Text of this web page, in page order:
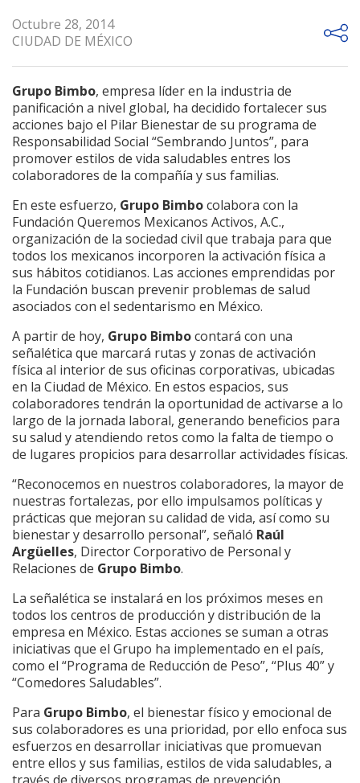
Octubre 28, 2014
CIUDAD DE MÉXICO
Grupo Bimbo, empresa líder en la industria de
panificación a nivel global, ha decidido fortalecer sus
acciones bajo el Pilar Bienestar de su programa de
Responsabilidad Social “Sembrando Juntos”, para
promover estilos de vida saludables entres los
colaboradores de la compañía y sus familias.
En este esfuerzo, Grupo Bimbocolabora con la
Fundación Queremos Mexicanos Activos, A.C.,
organización de la sociedad civil que trabaja para que
todos los mexicanos incorporen la activación física a
sus hábitos cotidianos. Las acciones emprendidas por
la Fundación buscan prevenir problemas de salud
asociados con el sedentarismo en México.
A partir de hoy, Grupo Bimbocontará con una
señalética que marcará rutas y zonas de activación
física al interior de sus oficinas corporativas, ubicadas
en la Ciudad de México. En estos espacios, sus
colaboradores tendrán la oportunidad de activarse a lo
largo de la jornada laboral, generando beneficios para
su salud y atendiendo retos como la falta de tiempo o
de lugares propicios para desarrollar actividades físicas.
“Reconocemos en nuestros colaboradores, la mayor de
nuestras fortalezas, por ello impulsamos políticas y
prácticas que mejoran su calidad de vida, así como su
bienestar y desarrollo personal”, señaló Raúl
Argüelles, Director Corporativo de Personal y
Relaciones de Grupo Bimbo.
La señalética se instalará en los próximos meses en
todos los centros de producción y distribución de la
empresa en México. Estas acciones se suman a otras
iniciativas que el Grupo ha implementado en el país,
como el “Programa de Reducción de Peso”, “Plus 40” y
“Comedores Saludables”.
Para Grupo Bimbo, el bienestar físico y emocional de
sus colaboradores es una prioridad, por ello enfoca sus
esfuerzos en desarrollar iniciativas que promuevan
entre ellos y sus familias, estilos de vida saludables, a